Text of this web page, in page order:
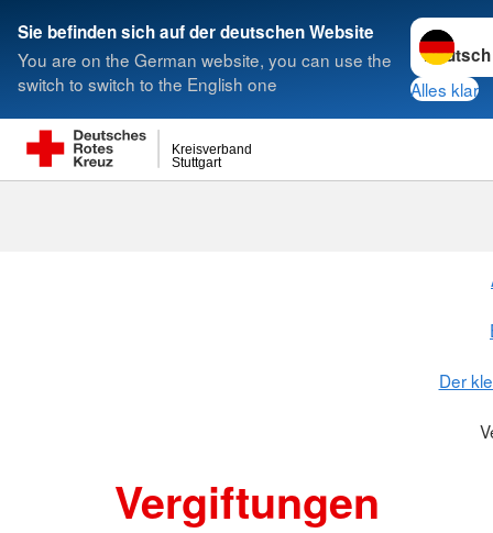
Sie befinden sich auf der deutschen Website
You are on the German website, you can use the
switch to switch to the English one
Sprache
Alles klar
Stuttgart
Kreisverband
Suche
Der
Vergiftungen